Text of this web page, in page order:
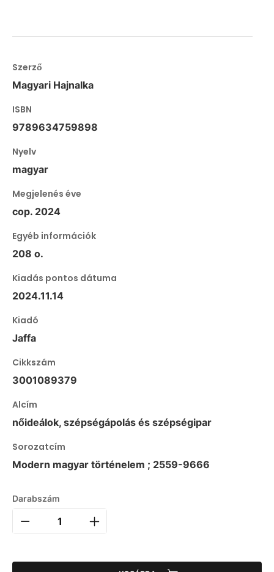
Szerző
Magyari Hajnalka
ISBN
9789634759898
Nyelv
magyar
Megjelenés éve
cop. 2024
Egyéb információk
208 o.
Kiadás pontos dátuma
2024.11.14
Kiadó
Jaffa
Cikkszám
3001089379
Alcím
nőideálok, szépségápolás és szépségipar
Sorozatcím
Modern magyar történelem ; 2559-9666
Darabszám